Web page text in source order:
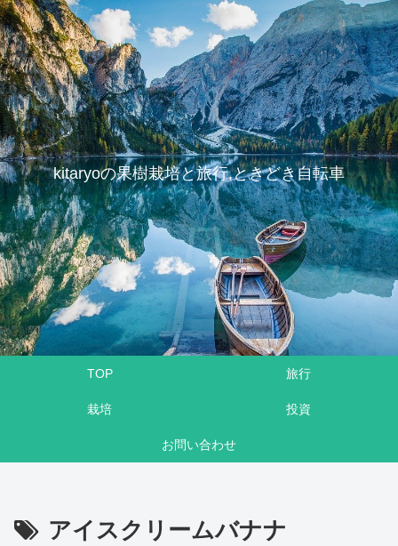
kitaryoの果樹栽培と旅行,ときどき自転車
TOP 旅行
栽培 投資
お問い合わせ
アイスクリームバナナ